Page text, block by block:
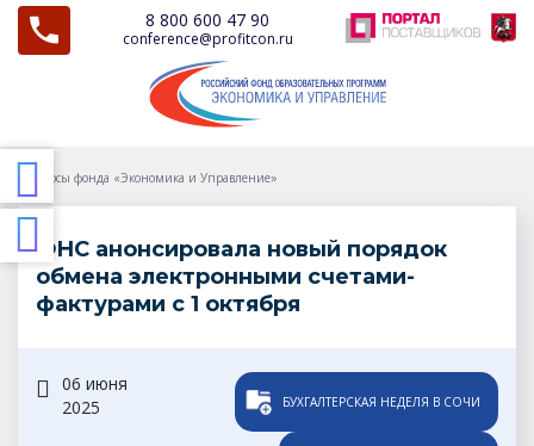
8 800 600 47 90
conference@profitcon.ru
Курсы фонда «Экономика и Управление»
ФНС анонсировала новый порядок
обмена электронными счетами-
фактурами с 1 октября
06 июня
2025
БУХГАЛТЕРСКАЯ НЕДЕЛЯ В СОЧИ